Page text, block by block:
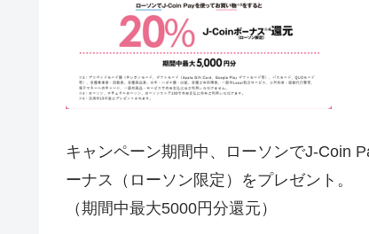
キャンペーン期間中、ローソンでJ-Coin
ーナス（ローソン限定）をプレゼント。
（期間中最大5000円分還元）